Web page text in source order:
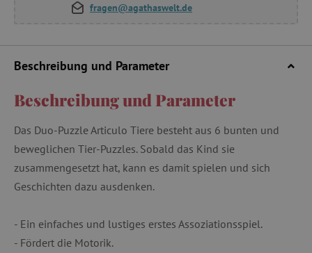
fragen@agathaswelt.de
Beschreibung und Parameter
Beschreibung und Parameter
Das Duo-Puzzle Articulo Tiere besteht aus 6 bunten und
beweglichen Tier-Puzzles. Sobald das Kind sie
zusammengesetzt hat, kann es damit spielen und sich
Geschichten dazu ausdenken.
- Ein einfaches und lustiges erstes Assoziationsspiel.
- Fördert die Motorik.